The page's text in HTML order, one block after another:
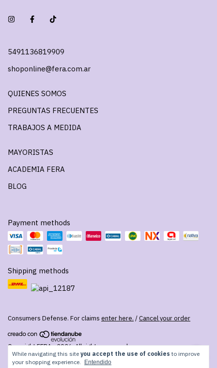
While navigating this site you accept the use of cookies to improve
your shopping experience.
Entendido
5491136819909
shoponline@fera.com.ar
QUIENES SOMOS
PREGUNTAS FRECUENTES
TRABAJOS A MEDIDA
MAYORISTAS
ACADEMIA FERA
BLOG
Payment methods
Shipping methods
Consumers Defense. For claims enter here. /Cancel your order
Copyright FERA - 2026. All rights reserved.